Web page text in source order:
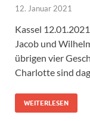
12. Januar 2021
Kassel
Jacob und
übrigen vier
Charlotte sind
WEITERLESEN